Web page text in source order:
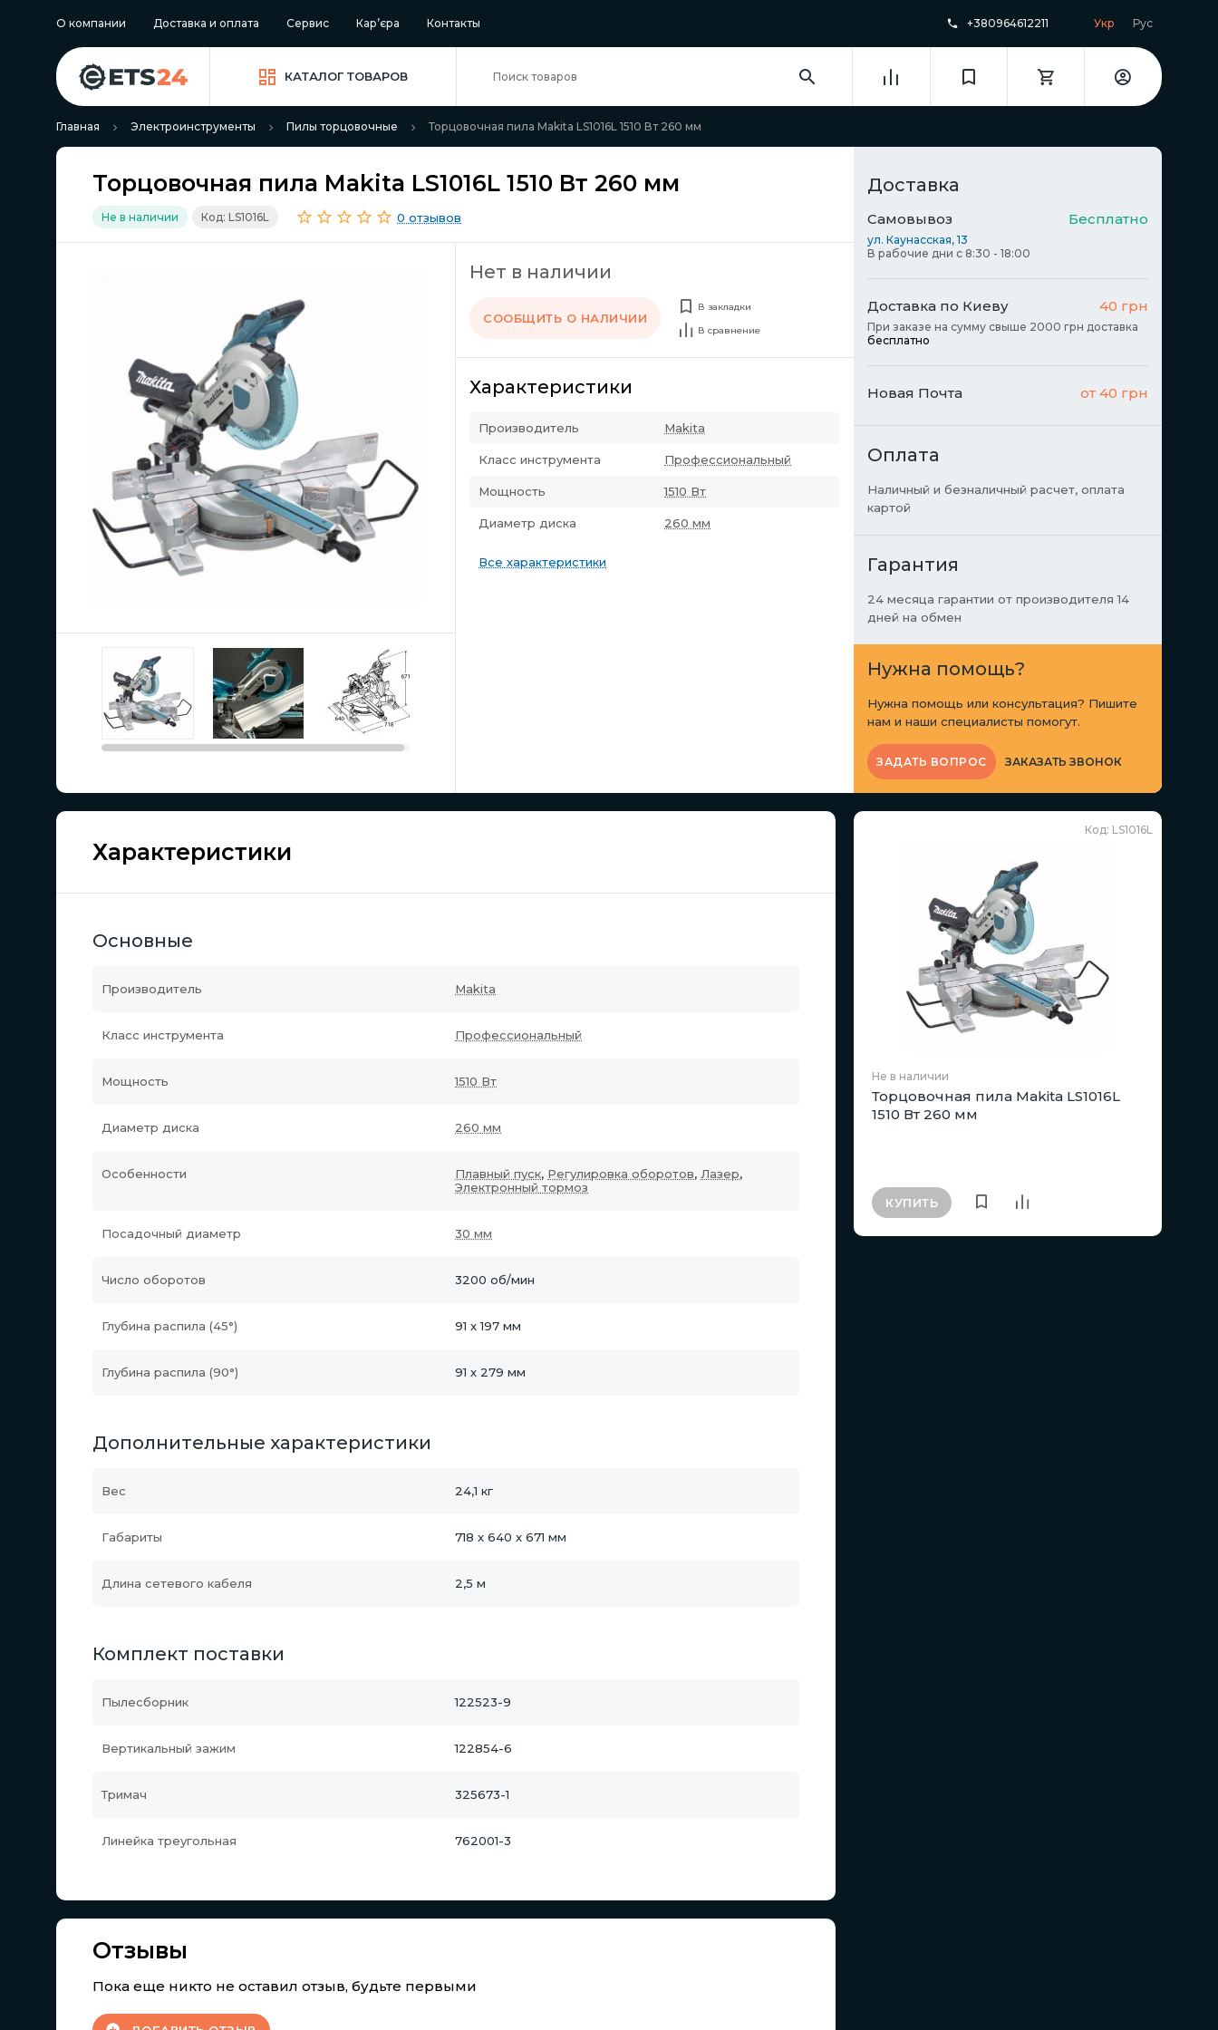
О компании Доставка и оплата Сервис Кар’єра Контакты +380964612211 Укр Рус
КАТАЛОГ ТОВАРОВ
Главная Электроинструменты Пилы торцовочные Торцовочная пила Makita LS1016L 1510 Вт 260 мм
Торцовочная пила Makita LS1016L 1510 Вт 260 мм
Не в наличии Код: LS1016L 0 отзывов
Нет в наличии
СООБЩИТЬ О НАЛИЧИИ
В закладки
В сравнение
Характеристики
Производитель Makita
Класс инструмента Профессиональный
Мощность 1510 Вт
Диаметр диска 260 мм
Все характеристики
Доставка
Самовывоз Бесплатно
ул. Каунасская, 13
В рабочие дни с 8:30 - 18:00
Доставка по Киеву 40 грн
При заказе на сумму свыше 2000 грн доставка
бесплатно
Новая Почта от 40 грн
Оплата
Наличный и безналичный расчет, оплата
картой
Гарантия
24 месяца гарантии от производителя 14
дней на обмен
Нужна помощь?
Нужна помощь или консультация? Пишите
нам и наши специалисты помогут.
ЗАДАТЬ ВОПРОС ЗАКАЗАТЬ ЗВОНОК
Характеристики
Основные
Производитель Makita
Класс инструмента Профессиональный
Мощность 1510 Вт
Диаметр диска 260 мм
Особенности Плавный пуск, Регулировка оборотов, Лазер,
Электронный тормоз
Посадочный диаметр 30 мм
Число оборотов 3200 об/мин
Глубина распила (45°) 91 x 197 мм
Глубина распила (90°) 91 x 279 мм
Дополнительные характеристики
Вес 24,1 кг
Габариты 718 x 640 x 671 мм
Длина сетевого кабеля 2,5 м
Комплект поставки
Пылесборник 122523-9
Вертикальный зажим 122854-6
Тримач 325673-1
Линейка треугольная 762001-3
Отзывы
Пока еще никто не оставил отзыв, будьте первыми
Код: LS1016L
Не в наличии
Торцовочная пила Makita LS1016L
1510 Вт 260 мм
КУПИТЬ